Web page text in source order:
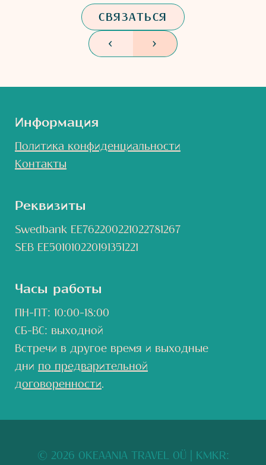
СВЯЗАТЬСЯ
< >
Информация
Политика конфиденциальности
Контакты
Реквизиты
Swedbank EE762200221022781267
SEB EE501010220191351221
Часы работы
ПН-ПТ: 10:00-18:00
СБ-ВС: выходной
Встречи в другое время и выходные
дни по предварительной
договоренности.
© 2026 OKEAANIA TRAVEL OÜ | KMKR: